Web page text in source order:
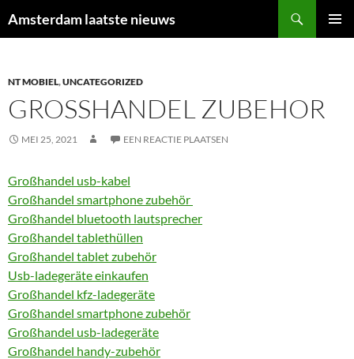
naar
Amsterdam laatste nieuws
NT MOBIEL,UNCATEGORIZED
GROSSHANDEL ZUBEHOR
MEI 25, 2021 EEN REACTIE PLAATSEN
Großhandel usb-kabel
Großhandel smartphone zubehör
Großhandel bluetooth lautsprecher
Großhandel tablethüllen
Großhandel tablet zubehör
Usb-ladegeräte einkaufen
Großhandel kfz-ladegeräte
Großhandel smartphone zubehör
Großhandel usb-ladegeräte
Großhandel handy-zubehör